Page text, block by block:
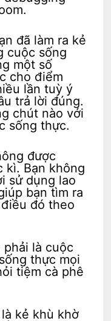
đã làm ra kẻ
cuộc sống
một số
cho điểm
lần tuỳ ý
trả lời đúng.
chút nào với
sống thực.
được
kì. Bạn không
sử dụng lao
bạn tìm ra
đó theo
phải là cuộc
thực mọi
tiệm cà phê
kẻ khù khờ